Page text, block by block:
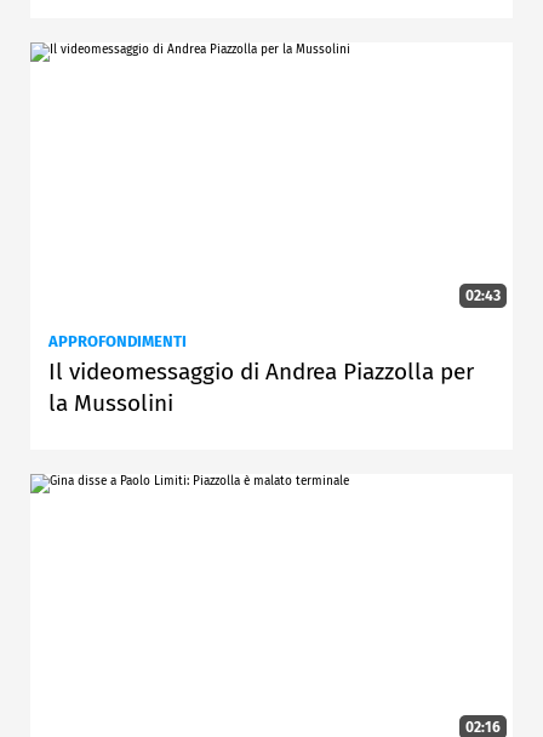
02:43
APPROFONDIMENTI
Il videomessaggio di Andrea Piazzolla per
la Mussolini
02:16